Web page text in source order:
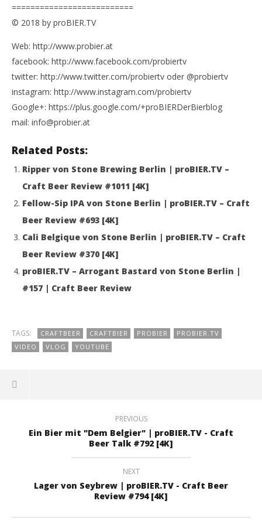
==========================
© 2018 by proBIER.TV
Web: http://www.probier.at
facebook: http://www.facebook.com/probiertv
twitter: http://www.twitter.com/probiertv oder @probiertv
instagram: http://www.instagram.com/probiertv
Google+: https://plus.google.com/+proBIERDerBierblog
mail: info@probier.at
Related Posts:
Ripper von Stone Brewing Berlin | proBIER.TV –
Craft Beer Review #1011 [4K]
Fellow-Sip IPA von Stone Berlin | proBIER.TV – Craft
Beer Review #693 [4K]
Cali Belgique von Stone Berlin | proBIER.TV – Craft
Beer Review #370 [4K]
proBIER.TV – Arrogant Bastard von Stone Berlin |
#157 | Craft Beer Review
TAGS: CRAFTBEER CRAFTBIER PROBIER
PROBIER.TV
VIDEO
VLOG YOUTUBE
PREVIOUS
Ein Bier mit "Dem Belgier" | proBIER.TV - Craft
Beer Talk #792 [4K]
NEXT
Lager von Seybrew | proBIER.TV - Craft Beer
Review #794 [4K]